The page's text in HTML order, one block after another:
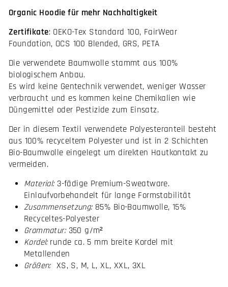
Organic Hoodie für mehr Nachhaltigkeit
Zertifikate: OEKO-Tex Standard 100, FairWear
Foundation, OCS 100 Blended, GRS, PETA
Die verwendete Baumwolle stammt aus 100%
biologischem Anbau.
Es wird keine Gentechnik verwendet, weniger Wasser
verbraucht und es kommen keine Chemikalien wie
Düngemittel oder Pestizide zum Einsatz.
Der in diesem Textil verwendete Polyesteranteil besteht
aus 100% recyceltem Polyester und ist in 2 Schichten
Bio-Baumwolle eingelegt um direkten Hautkontakt zu
vermeiden.
Material:3-fädige Premium-Sweatware.
Einlaufvorbehandelt für lange Formstabilität
Zusammensetzung:85% Bio-Baumwolle, 15%
Recyceltes-Polyester
Grammatur:350 g/m²
Kordel: runde ca. 5 mm breite Kordel mit
Metallenden
Größen:XS, S, M, L, XL, XXL, 3XL